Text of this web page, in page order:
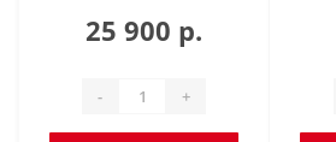
25 900 р.
- +